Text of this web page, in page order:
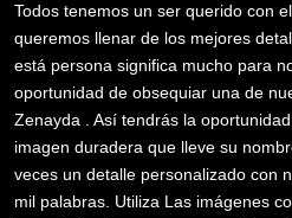
Todos tenemos un ser querido con
queremos llenar de los mejores
está persona significa mucho para
oportunidad de obsequiar una de
Zenayda . Así tendrás la
imagen duradera que lleve su
veces un detalle personalizado con
mil palabras. Utiliza Las imágenes